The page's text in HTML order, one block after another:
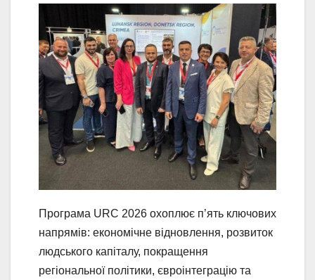
Програма URC 2026 охоплює п’ять ключових
напрямів: економічне відновлення, розвиток
людського капіталу, покращення
регіональної політики, євроінтеграцію та